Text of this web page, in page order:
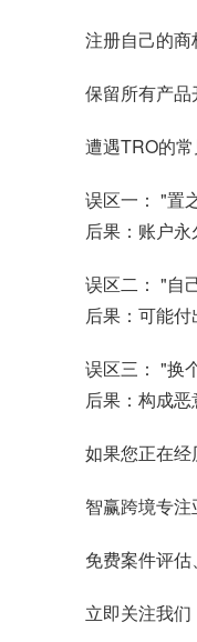
注册自己的商
保留所有产
遭遇TRO的
误区一： "置
后果：账户
误区二： "自
后果：可能
误区三： "换
后果：构成
如果您正在经
智赢跨境专
免费案件评
立即关注我